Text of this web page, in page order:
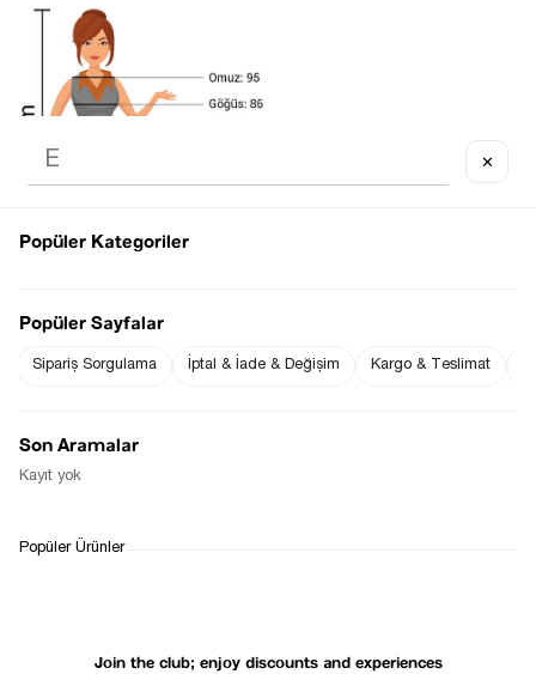
Notify me when
the price goes
Notify me when it
RETURN AND EXCHANGE
Join the club; enjoy discounts and experiences
✕
Popüler Kategoriler
Popüler Sayfalar
Sipariş Sorgulama İptal & İade & Değişim Kargo & Teslimat
Son Aramalar
Kayıt yok
Popüler Ürünler